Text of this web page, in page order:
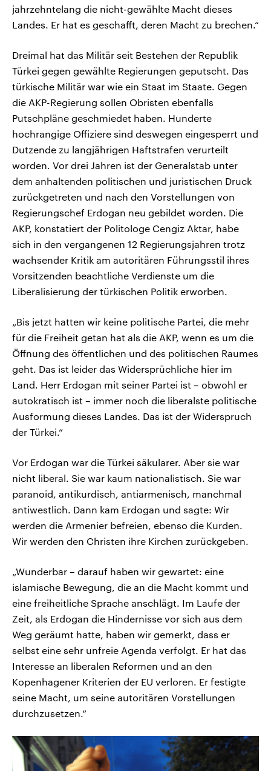
jahrzehntelang die nicht-gewählte Macht dieses
Landes. Er hat es geschafft, deren Macht zu brechen.“
Dreimal hat das Militär seit Bestehen der Republik
Türkei gegen gewählte Regierungen geputscht. Das
türkische Militär war wie ein Staat im Staate. Gegen
die AKP-Regierung sollen Obristen ebenfalls
Putschpläne geschmiedet haben. Hunderte
hochrangige Offiziere sind deswegen eingesperrt und
Dutzende zu langjährigen Haftstrafen verurteilt
worden. Vor drei Jahren ist der Generalstab unter
dem anhaltenden politischen und juristischen Druck
zurückgetreten und nach den Vorstellungen von
Regierungschef Erdogan neu gebildet worden. Die
AKP, konstatiert der Politologe Cengiz Aktar, habe
sich in den vergangenen 12 Regierungsjahren trotz
wachsender Kritik am autoritären Führungsstil ihres
Vorsitzenden beachtliche Verdienste um die
Liberalisierung der türkischen Politik erworben.
„Bis jetzt hatten wir keine politische Partei, die mehr
für die Freiheit getan hat als die AKP, wenn es um die
Öffnung des öffentlichen und des politischen Raumes
geht. Das ist leider das Widersprüchliche hier im
Land. Herr Erdogan mit seiner Partei ist – obwohl er
autokratisch ist – immer noch die liberalste politische
Ausformung dieses Landes. Das ist der Widerspruch
der Türkei.“
Vor Erdogan war die Türkei säkularer. Aber sie war
nicht liberal. Sie war kaum nationalistisch. Sie war
paranoid, antikurdisch, antiarmenisch, manchmal
antiwestlich. Dann kam Erdogan und sagte: Wir
werden die Armenier befreien, ebenso die Kurden.
Wir werden den Christen ihre Kirchen zurückgeben.
„Wunderbar – darauf haben wir gewartet: eine
islamische Bewegung, die an die Macht kommt und
eine freiheitliche Sprache anschlägt. Im Laufe der
Zeit, als Erdogan die Hindernisse vor sich aus dem
Weg geräumt hatte, haben wir gemerkt, dass er
selbst eine sehr unfreie Agenda verfolgt. Er hat das
Interesse an liberalen Reformen und an den
Kopenhagener Kriterien der EU verloren. Er festigte
seine Macht, um seine autoritären Vorstellungen
durchzusetzen.“